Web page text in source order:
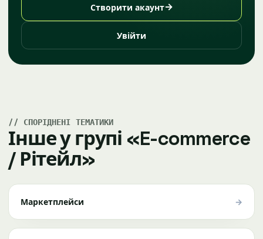
Створити акаунт→
Увійти
СПОРІДНЕНІ ТЕМАТИКИ
Інше у групі «E-commerce
/ Рітейл»
Маркетплейси →